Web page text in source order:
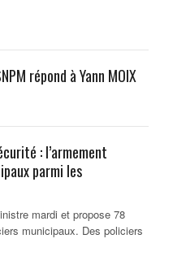
répond à Yann MOIX
: l’armement
parmi les
mardi et propose 78
municipaux. Des policiers